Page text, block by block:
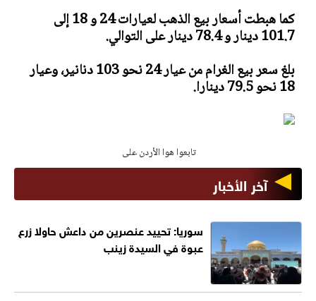
كما هبطت أسعار بيع الذهب لعيارات 24 و 18 إلى
101.7 دينار و 78.4 دينار على التوالي.
بلغ سعر بيع الغرام من عيار 24 نحو 103 دنانير، وعيار
18 نحو 79.5 دينارا.
تابعوا هوا الأردن على
آخر الأخبار
سوريا: تحييد عنصرين من داعش حاولا زرع
عبوة في السيدة زينب